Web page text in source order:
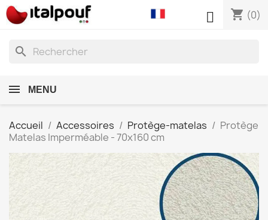
shopping_cart (0)

search
MENU
Accueil Accessoires Protège-matelas
Protège
Matelas Imperméable - 70x160 cm